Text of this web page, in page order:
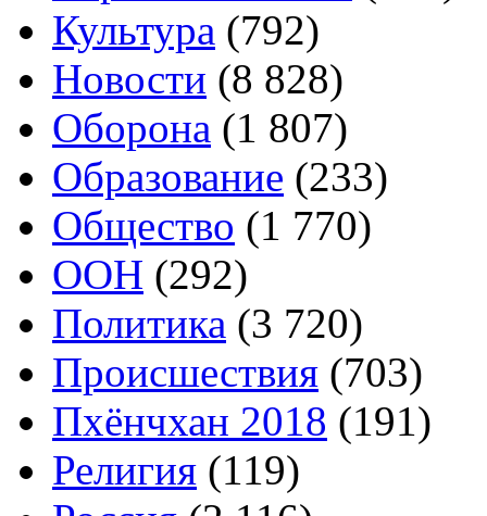
Культура (792)
Новости (8 828)
Оборона (1 807)
Образование (233)
Общество (1 770)
ООН (292)
Политика (3 720)
Происшествия (703)
Пхёнчхан 2018 (191)
Религия (119)